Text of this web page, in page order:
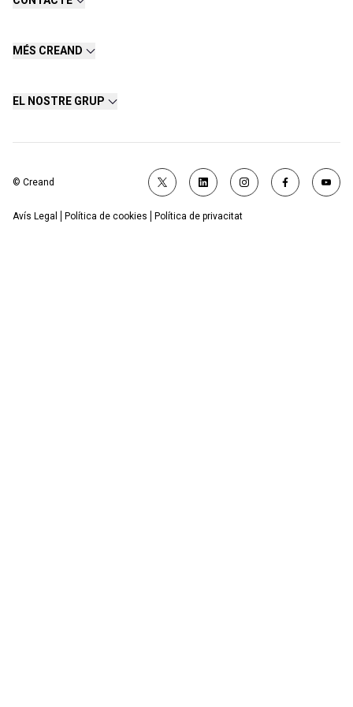
MÉS CREAND
EL NOSTRE GRUP
© Creand
Avís Legal Política de cookies Política de privacitat